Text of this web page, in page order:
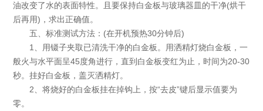
油改变了水的表面特性。且要保持白金板与玻璃器皿的干净(烘干
后再用)，求出正确值。
五、标准测试方法：(在开机预热30分钟后)
1、用镊子夹取已清洗干净的白金板。用洒精灯烧白金板，一
般火与水平面呈45度角进行，直到白金板变红为止，时间为20-30
秒。挂好白金板，盖灭洒精灯。
2、将烧好的白金板挂在掉钩上，按“去皮”键后显示值要为
零。